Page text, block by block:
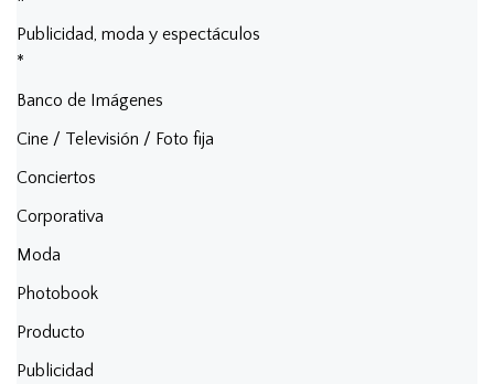
Publicidad, moda y espectáculos
*
Banco de Imágenes
Cine / Televisión / Foto fija
Conciertos
Corporativa
Moda
Photobook
Producto
Publicidad